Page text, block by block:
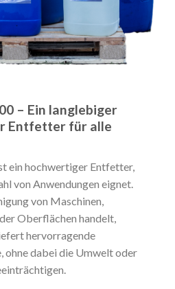
– Ein langlebiger
Entfetter für alle
ein hochwertiger Entfetter,
von Anwendungen eignet.
von Maschinen,
Oberflächen handelt,
hervorragende
ohne dabei die Umwelt oder